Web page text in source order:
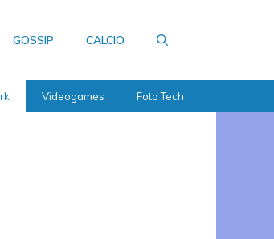
GOSSIP CALCIO
Videogames Foto Tech